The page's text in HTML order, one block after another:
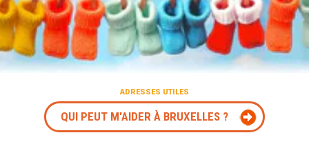
ADRESSES UTILES
QUI PEUT M'AIDER À BRUXELLES ?